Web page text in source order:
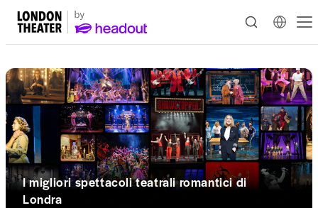
I migliori spettacoli teatrali romantici di
Londra